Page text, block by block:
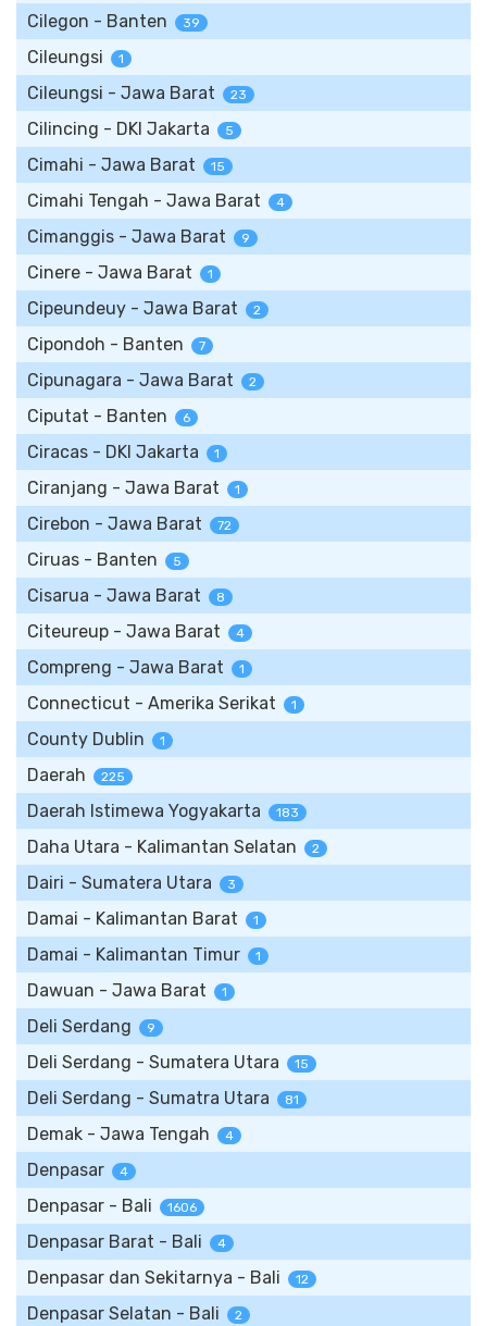
Cilegon - Banten 39
Cileungsi 1
Cileungsi - Jawa Barat 23
Cilincing - DKI Jakarta 5
Cimahi - Jawa Barat 15
Cimahi Tengah - Jawa Barat 4
Cimanggis - Jawa Barat 9
Cinere - Jawa Barat 1
Cipeundeuy - Jawa Barat 2
Cipondoh - Banten 7
Cipunagara - Jawa Barat 2
Ciputat - Banten 6
Ciracas - DKI Jakarta 1
Ciranjang - Jawa Barat 1
Cirebon - Jawa Barat 72
Ciruas - Banten 5
Cisarua - Jawa Barat 8
Citeureup - Jawa Barat 4
Compreng - Jawa Barat 1
Connecticut - Amerika Serikat 1
County Dublin 1
Daerah 225
Daerah Istimewa Yogyakarta 183
Daha Utara - Kalimantan Selatan 2
Dairi - Sumatera Utara 3
Damai - Kalimantan Barat 1
Damai - Kalimantan Timur 1
Dawuan - Jawa Barat 1
Deli Serdang 9
Deli Serdang - Sumatera Utara 15
Deli Serdang - Sumatra Utara 81
Demak - Jawa Tengah 4
Denpasar 4
Denpasar - Bali 1606
Denpasar Barat - Bali 4
Denpasar dan Sekitarnya - Bali 12
Denpasar Selatan - Bali 2